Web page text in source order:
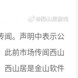
闻。声明中表示公
此前市场传闻西山
西山居是金山软件